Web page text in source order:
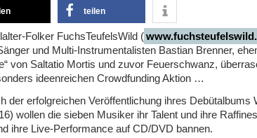
teilen
Folker FuchsTeufelsWild (
und Multi-Instrumentalisten Bastian Brenner,
von Saltatio Mortis und zuvor Feuerschwanz,
ideenreichen Crowdfunding Aktion …
der erfolgreichen Veröffentlichung ihres Debütalbums
wollen die sieben Musiker ihr Talent und ihre
ihre Live-Performance auf CD/DVD bannen.